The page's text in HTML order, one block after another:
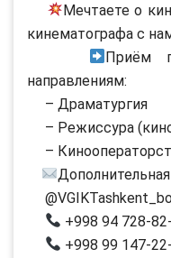
Мечтаете о
кинематографа с
Приём
направлениям:
– Драматургия
– Режиссура
–
+998 94 728-
+998 99 147-